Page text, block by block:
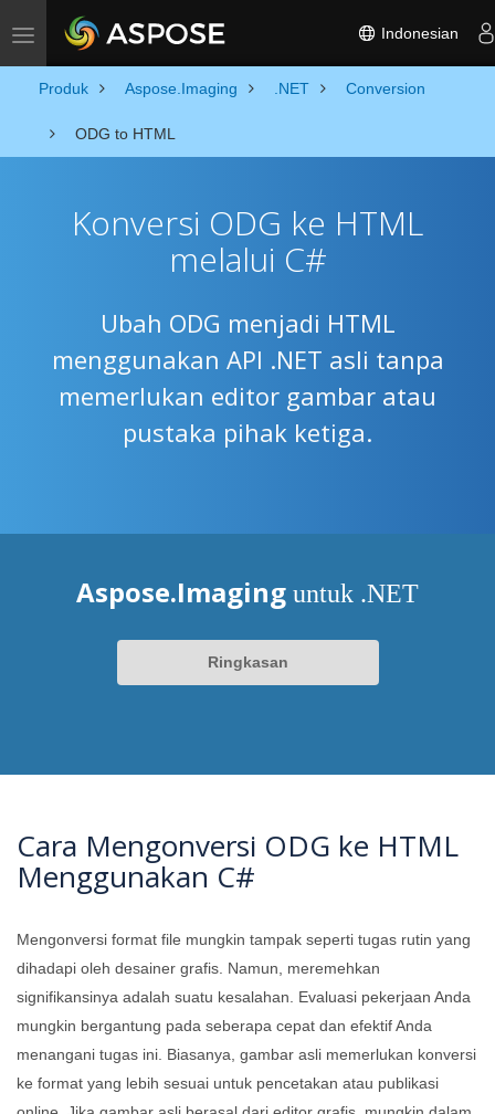
Toggle navigation Indonesian
Produk Aspose.Imaging .NET Conversion
ODG to HTML
Konversi ODG ke HTML
melalui C#
Ubah ODG menjadi HTML
menggunakan API .NET asli tanpa
memerlukan editor gambar atau
pustaka pihak ketiga.
Aspose.Imaging untuk .NET
Ringkasan
Cara Mengonversi ODG ke HTML
Menggunakan C#
Mengonversi format file mungkin tampak seperti tugas rutin yang
dihadapi oleh desainer grafis. Namun, meremehkan
signifikansinya adalah suatu kesalahan. Evaluasi pekerjaan Anda
mungkin bergantung pada seberapa cepat dan efektif Anda
menangani tugas ini. Biasanya, gambar asli memerlukan konversi
ke format yang lebih sesuai untuk pencetakan atau publikasi